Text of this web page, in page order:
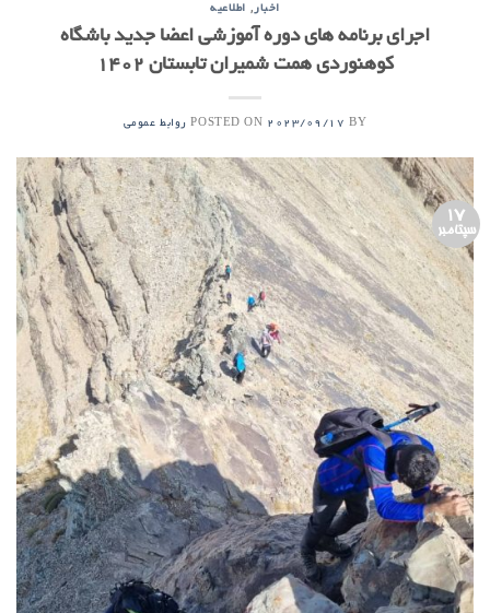
اخبار, اطلاعیه
اجرای برنامه های دوره آموزشی اعضا جدید باشگاه
کوهنوردی همت شمیران تابستان 1402
POSTED ON 2023/09/17 BY روابط عمومی
17
سپتامبر